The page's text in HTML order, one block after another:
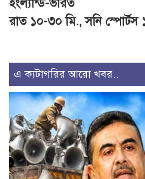
ইংল্যান্ড-ভারত
রাত ১০-৩০ মি., সনি স্পোর্টস
এ ক্যটাগরির আরো খবর..